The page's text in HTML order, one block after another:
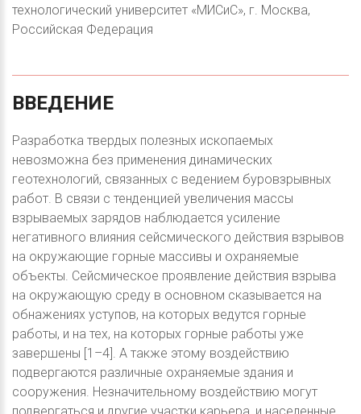
технологический университет «МИСиС», г. Москва,
Российская Федерация
ВВЕДЕНИЕ
Разработка твердых полезных ископаемых
невозможна без применения динамических
геотехнологий, связанных с ведением буровзрывных
работ. В связи с тенденцией увеличения массы
взрываемых зарядов наблюдается усиление
негативного влияния сейсмического действия взрывов
на окружающие горные массивы и охраняемые
объекты. Сейсмическое проявление действия взрыва
на окружающую среду в основном сказывается на
обнажениях уступов, на которых ведутся горные
работы, и на тех, на которых горные работы уже
завершены [1–4]. А также этому воздействию
подвергаются различные охраняемые здания и
сооружения. Незначительному воздействию могут